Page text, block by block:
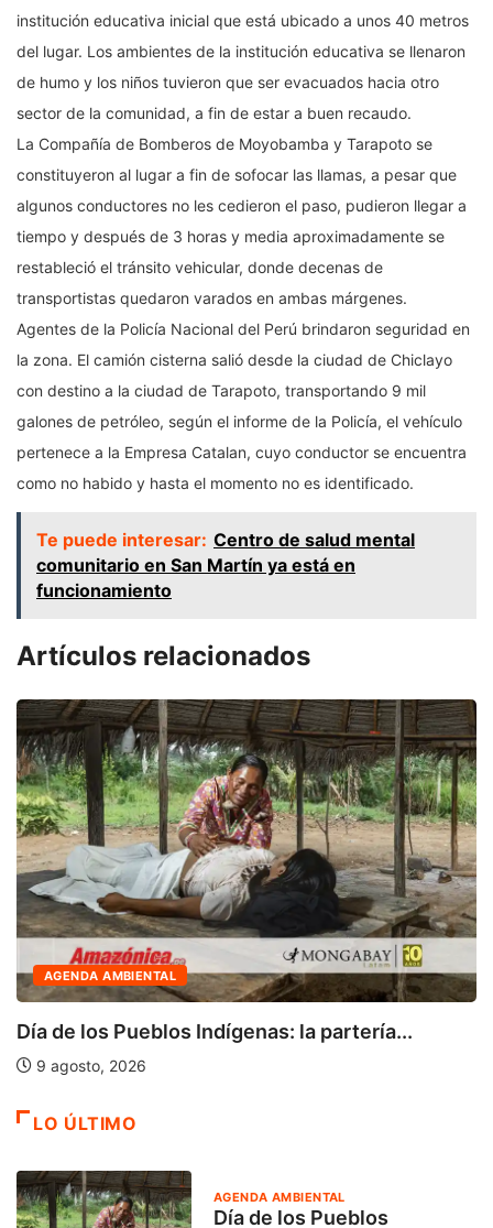
institución educativa inicial que está ubicado a unos 40 metros
del lugar. Los ambientes de la institución educativa se llenaron
de humo y los niños tuvieron que ser evacuados hacia otro
sector de la comunidad, a fin de estar a buen recaudo.
La Compañía de Bomberos de Moyobamba y Tarapoto se
constituyeron al lugar a fin de sofocar las llamas, a pesar que
algunos conductores no les cedieron el paso, pudieron llegar a
tiempo y después de 3 horas y media aproximadamente se
restableció el tránsito vehicular, donde decenas de
transportistas quedaron varados en ambas márgenes.
Agentes de la Policía Nacional del Perú brindaron seguridad en
la zona. El camión cisterna salió desde la ciudad de Chiclayo
con destino a la ciudad de Tarapoto, transportando 9 mil
galones de petróleo, según el informe de la Policía, el vehículo
pertenece a la Empresa Catalan, cuyo conductor se encuentra
como no habido y hasta el momento no es identificado.
Te puede interesar: Centro de salud mental
comunitario en San Martín ya está en
funcionamiento
Artículos relacionados
AGENDA AMBIENTAL
Día de los Pueblos Indígenas: la partería...
9 agosto, 2026
LO ÚLTIMO
AGENDA AMBIENTAL
Día de los Pueblos